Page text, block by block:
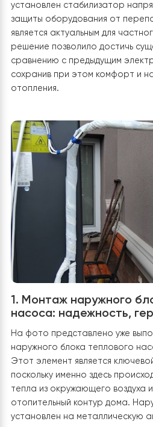
для обогрева
м², с учетом теплопотерь и
отопления. Кроме основной
также предусматривает
горячей воды. Для
установлен стабилизатор
защиты оборудования от
является актуальным для
решение позволило достичь
сравнению с предыдущим
сохранив при этом комфорт